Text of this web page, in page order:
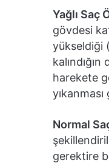
Yağlı Saç
gövdesi
yükseldiği
harekete
Normal
gerektire